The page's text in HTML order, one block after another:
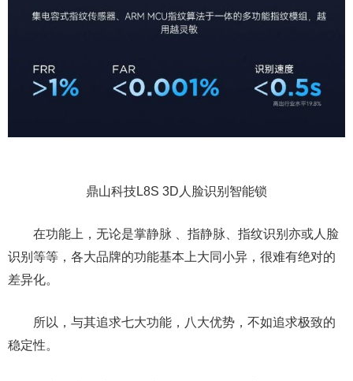
鼎山科技L8S 3D人脸识别智能锁
在功能上，无论是掌静脉 、指静脉、指纹识别亦或人脸
识别等等，各大品牌的功能基本上大同小异，很难有绝对的
差异化。
所以，与其追求七大功能，八大优势，不如追求极致的
稳定性。